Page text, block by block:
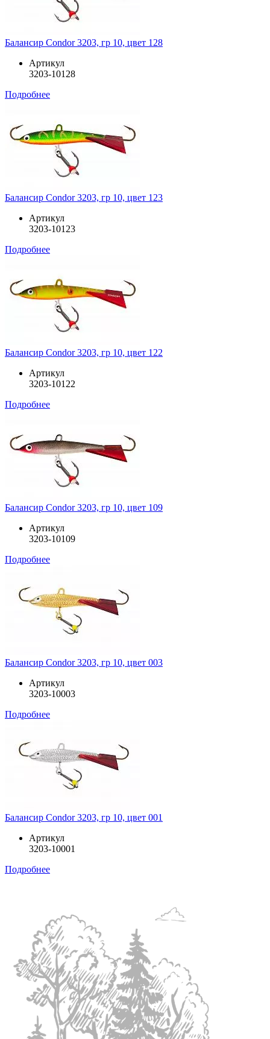
Балансир Condor 3203, гр 10, цвет 128
Артикул
3203-10128
Подробнее
Балансир Condor 3203, гр 10, цвет 123
Артикул
3203-10123
Подробнее
Балансир Condor 3203, гр 10, цвет 122
Артикул
3203-10122
Подробнее
Балансир Condor 3203, гр 10, цвет 109
Артикул
3203-10109
Подробнее
Балансир Condor 3203, гр 10, цвет 003
Артикул
3203-10003
Подробнее
Балансир Condor 3203, гр 10, цвет 001
Артикул
3203-10001
Подробнее